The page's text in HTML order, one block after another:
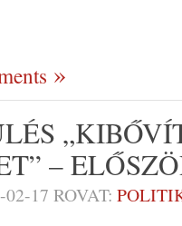
–
02-17 ROVAT: